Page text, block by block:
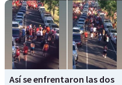
Así se enfrentaron las dos